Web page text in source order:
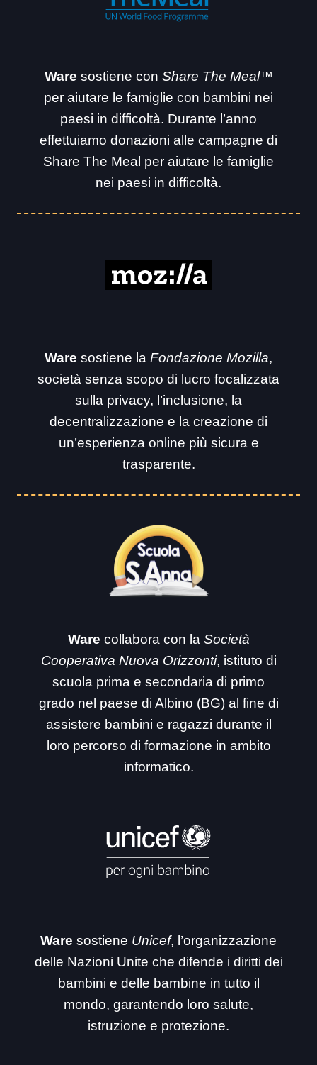
Ware sostiene con Share The Meal™
per aiutare le famiglie con bambini nei
paesi in difficoltà. Durante l’anno
effettuiamo donazioni alle campagne di
Share The Meal per aiutare le famiglie
nei paesi in difficoltà.
Ware sostiene la Fondazione Mozilla,
società senza scopo di lucro focalizzata
sulla privacy, l’inclusione, la
decentralizzazione e la creazione di
un’esperienza online più sicura e
trasparente.
Ware collabora con la Società
Cooperativa Nuova Orizzonti, istituto di
scuola prima e secondaria di primo
grado nel paese di Albino (BG) al fine di
assistere bambini e ragazzi durante il
loro percorso di formazione in ambito
informatico.
Ware sostiene Unicef, l’organizzazione
delle Nazioni Unite che difende i diritti dei
bambini e delle bambine in tutto il
mondo, garantendo loro salute,
istruzione e protezione.